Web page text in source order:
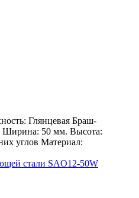
Глянцевая Браш-
Ширина: 50 мм. Высота:
углов Материал:
стали SAO12-50W